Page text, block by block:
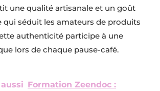
une qualité artisanale et un goût
qui séduit les amateurs de produits
authenticité participe à une
lors de chaque pause-café.
Formation Zeendoc :